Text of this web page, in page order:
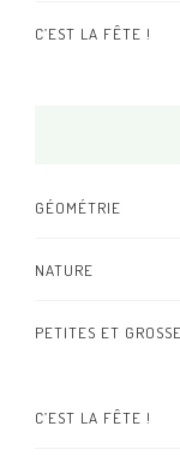
C’EST LA FÊTE !
GÉOMÉTRIE
NATURE
PETITES ET
C’EST LA FÊTE !